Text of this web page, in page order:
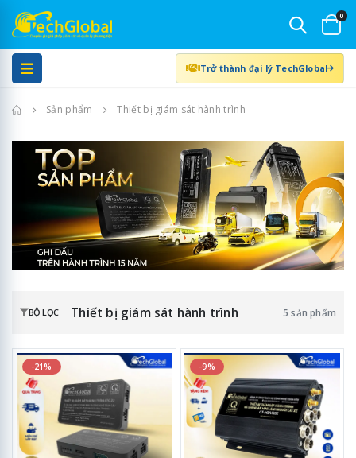
0
Trở thành đại lý TechGlobal
Trang chủSản phẩm Thiết bị giám sát hành trình
BỘ LỌC Thiết bị giám sát hành trình 5 sản phẩm
-21% -9%